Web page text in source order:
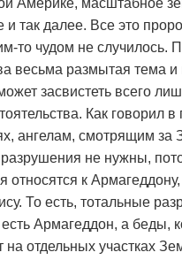
Америке, масштабное
и так далее. Все это
то чудом не случилось.
весьма размытая тема и
засвистеть всего
Как говорил
ангелам, смотрящим
не нужны,
относятся к
То есть, тотальные
Армагеддон, а беды,
на отдельных участках